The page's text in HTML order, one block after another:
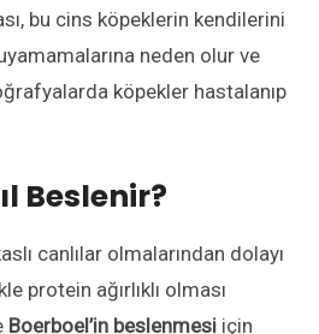
bu cins köpeklerin kendilerini
neden olur ve
köpekler hastalanıp
Beslenir?
canlılar olmalarından dolayı
protein ağırlıklı olması
Boerboel’in beslenmesi için